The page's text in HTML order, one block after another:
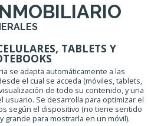
TABLETS Y
se adapta automáticamente a las
el cual se acceda (móviles, tablets,
de todo su contenido, y una
Se desarrolla para optimizar el
según el dispositivo (no tiene sentido
grande para mostrarla en un móvil).